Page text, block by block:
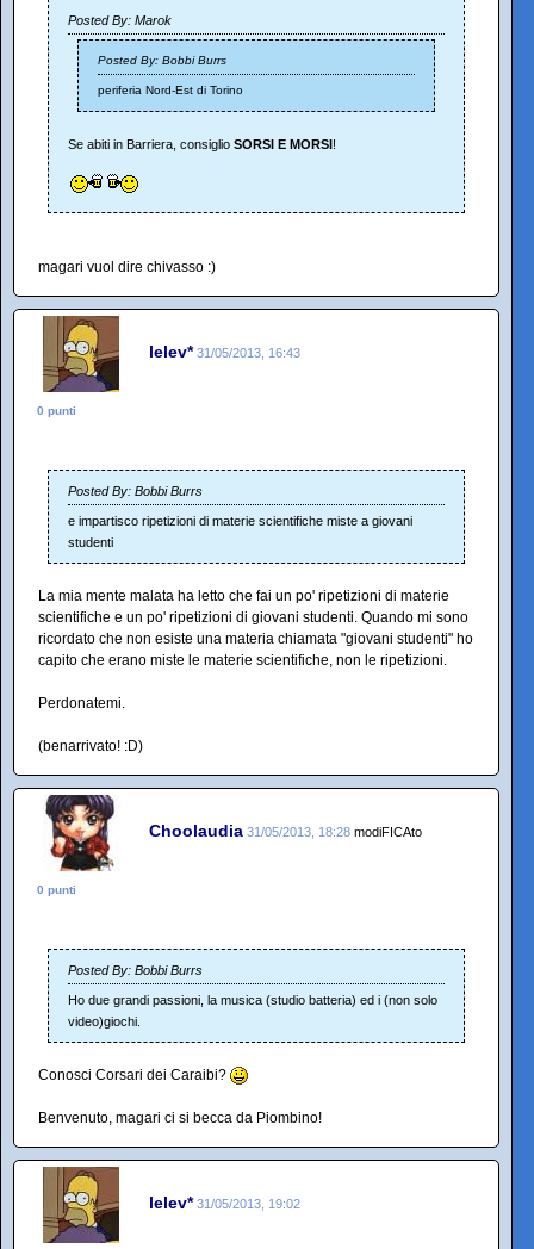
Posted By: Marok
Posted By: Bobbi Burrs
periferia Nord-Est di Torino
Se abiti in Barriera, consiglio SORSI E MORSI!
magari vuol dire chivasso :)
lelev* 31/05/2013, 16:43
0 punti
Posted By: Bobbi Burrs
e impartisco ripetizioni di materie scientifiche miste a giovani
studenti
La mia mente malata ha letto che fai un po' ripetizioni di materie
scientifiche e un po' ripetizioni di giovani studenti. Quando mi sono
ricordato che non esiste una materia chiamata "giovani studenti" ho
capito che erano miste le materie scientifiche, non le ripetizioni.
Perdonatemi.
(benarrivato! :D)
Choolaudia 31/05/2013, 18:28 modiFICAto
0 punti
Posted By: Bobbi Burrs
Ho due grandi passioni, la musica (studio batteria) ed i (non solo
video)giochi.
Conosci Corsari dei Caraibi?
Benvenuto, magari ci si becca da Piombino!
lelev* 31/05/2013, 19:02